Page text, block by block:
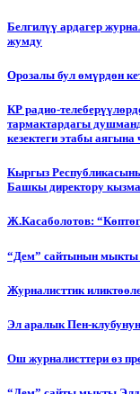
Белгилүү ардагер
жумду
Орозалы бул өмүрдөн
КР радио-
тармактардагы
кезектеги этабы
Кыргыз
Башкы директору
Ж.Касаболотов:
“Дем” сайтынын мыкты
Журналисттик
Эл аралык Пен-
Ош журналисттери өз